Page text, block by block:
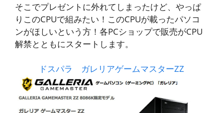
そこでプレゼントに外れてしまったけど、やっぱ
りこのCPUで組みたい！このCPUが載ったパソコ
ンがほしいという方！各PCショップで販売がCPU
解禁とともにスタートします。
ドスパラ ガレリアゲームマスターZZ